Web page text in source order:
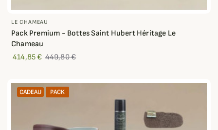
LE CHAMEAU
Pack Premium - Bottes Saint Hubert Héritage Le
Chameau
414,85 € 449,80 €
CADEAU PACK